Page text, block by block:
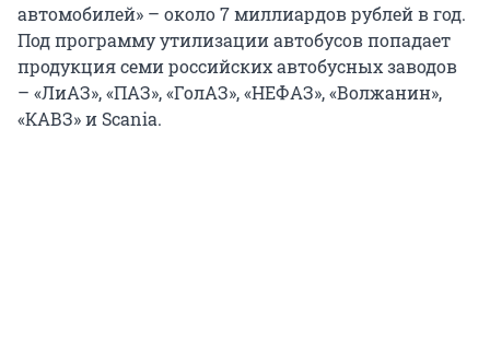
автомобилей» – около 7 миллиардов рублей в год.
Под программу утилизации автобусов попадает
продукция семи российских автобусных заводов
– «ЛиАЗ», «ПАЗ», «ГолАЗ», «НЕФАЗ», «Волжанин»,
«КАВЗ» и Scania.